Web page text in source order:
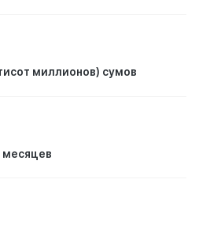
миллионов) сумов
месяцев